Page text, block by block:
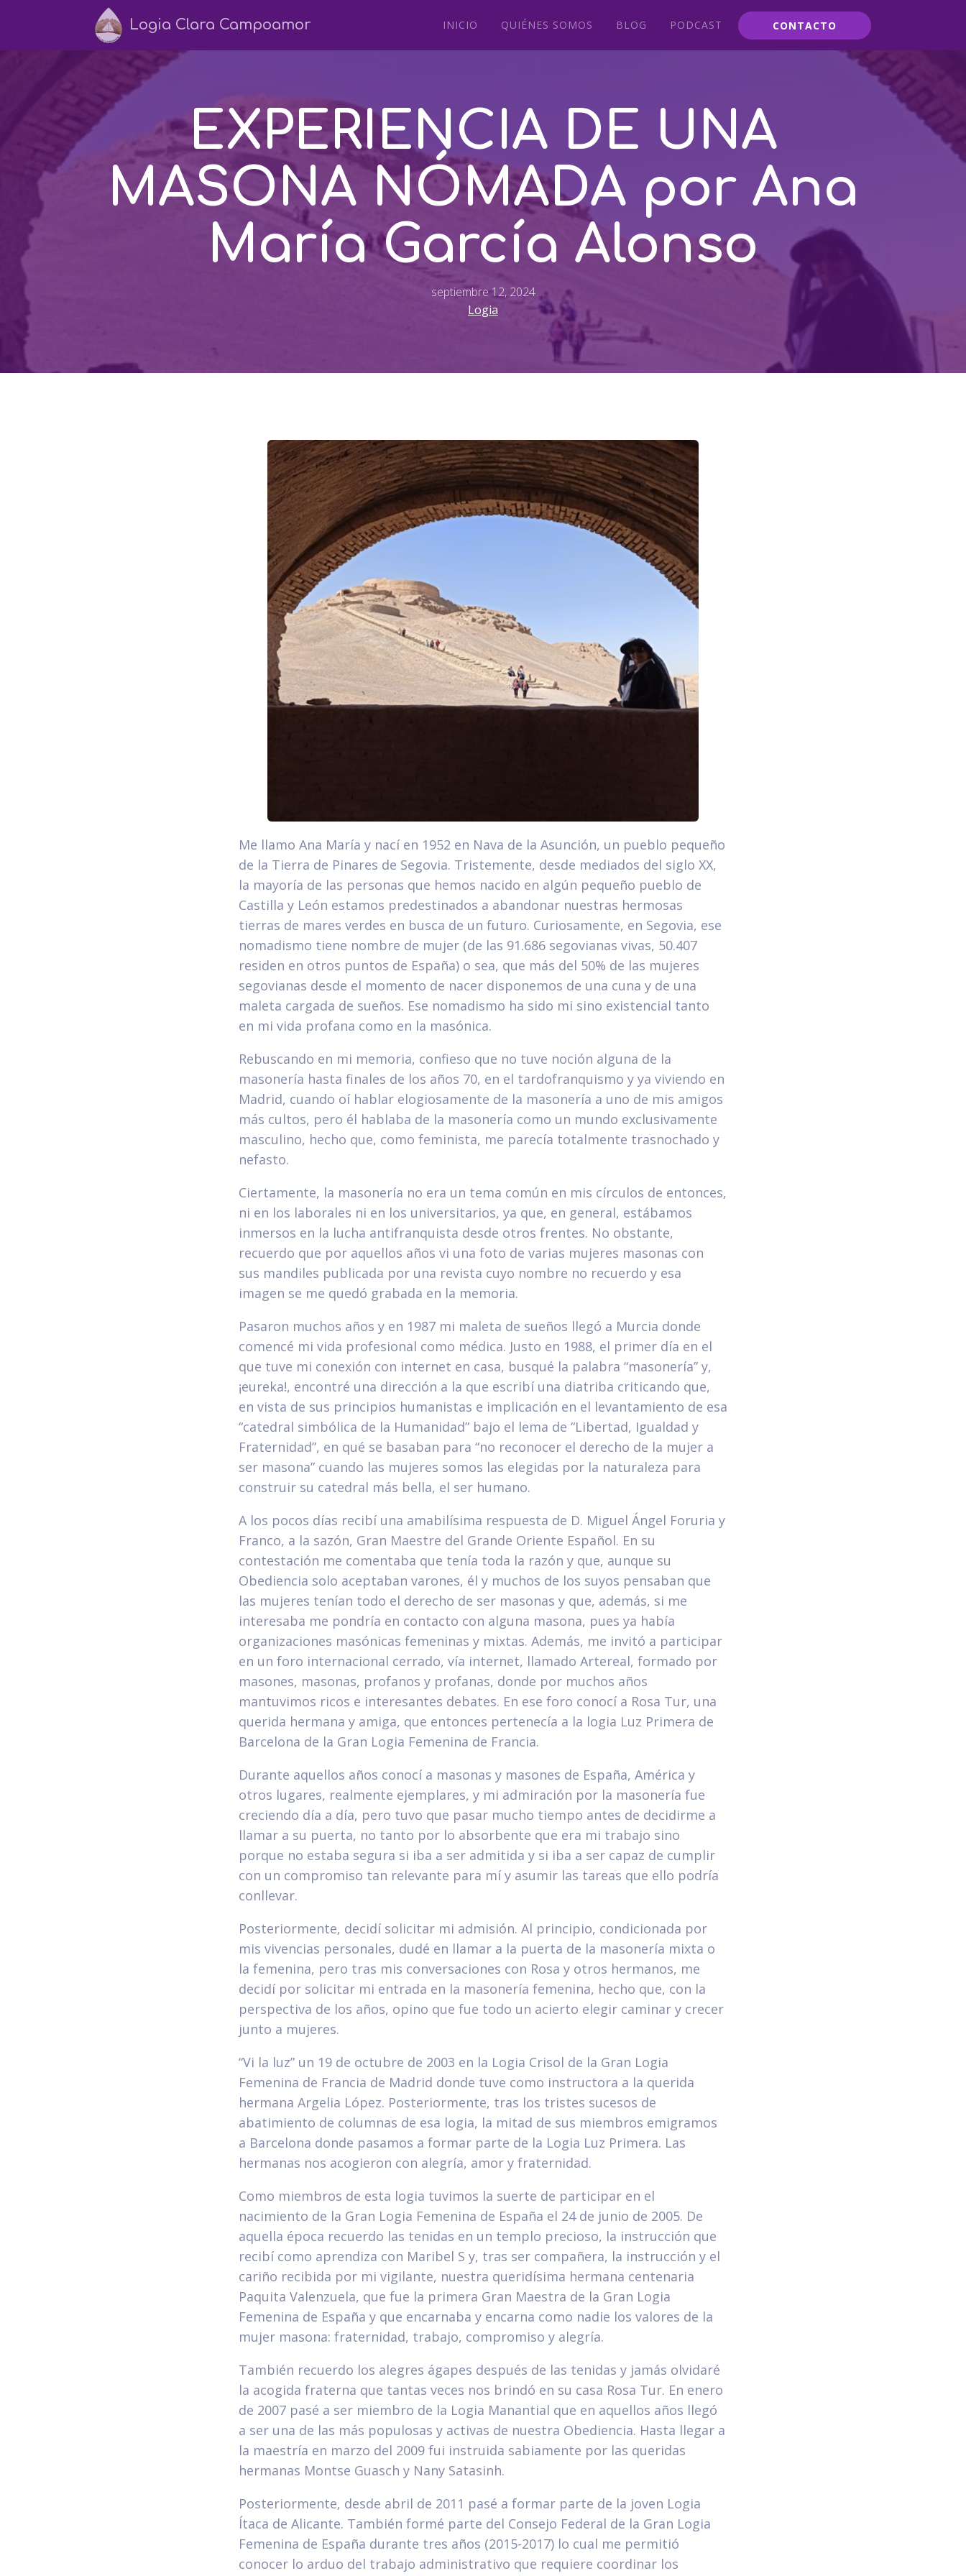
Logia Clara Campoamor INICIO QUIÉNES SOMOS BLOG PODCAST CONTACTO
EXPERIENCIA DE UNA
MASONA NÓMADA por Ana
María García Alonso
septiembre 12, 2024
Logia
Me llamo Ana María y nací en 1952 en Nava de la Asunción, un pueblo pequeño
de la Tierra de Pinares de Segovia. Tristemente, desde mediados del siglo XX,
la mayoría de las personas que hemos nacido en algún pequeño pueblo de
Castilla y León estamos predestinados a abandonar nuestras hermosas
tierras de mares verdes en busca de un futuro. Curiosamente, en Segovia, ese
nomadismo tiene nombre de mujer (de las 91.686 segovianas vivas, 50.407
residen en otros puntos de España) o sea, que más del 50% de las mujeres
segovianas desde el momento de nacer disponemos de una cuna y de una
maleta cargada de sueños. Ese nomadismo ha sido mi sino existencial tanto
en mi vida profana como en la masónica.
Rebuscando en mi memoria, confieso que no tuve noción alguna de la
masonería hasta finales de los años 70, en el tardofranquismo y ya viviendo en
Madrid, cuando oí hablar elogiosamente de la masonería a uno de mis amigos
más cultos, pero él hablaba de la masonería como un mundo exclusivamente
masculino, hecho que, como feminista, me parecía totalmente trasnochado y
nefasto.
Ciertamente, la masonería no era un tema común en mis círculos de entonces,
ni en los laborales ni en los universitarios, ya que, en general, estábamos
inmersos en la lucha antifranquista desde otros frentes. No obstante,
recuerdo que por aquellos años vi una foto de varias mujeres masonas con
sus mandiles publicada por una revista cuyo nombre no recuerdo y esa
imagen se me quedó grabada en la memoria.
Pasaron muchos años y en 1987 mi maleta de sueños llegó a Murcia donde
comencé mi vida profesional como médica. Justo en 1988, el primer día en el
que tuve mi conexión con internet en casa, busqué la palabra “masonería” y,
¡eureka!, encontré una dirección a la que escribí una diatriba criticando que,
en vista de sus principios humanistas e implicación en el levantamiento de esa
“catedral simbólica de la Humanidad” bajo el lema de “Libertad, Igualdad y
Fraternidad”, en qué se basaban para “no reconocer el derecho de la mujer a
ser masona” cuando las mujeres somos las elegidas por la naturaleza para
construir su catedral más bella, el ser humano.
A los pocos días recibí una amabilísima respuesta de D. Miguel Ángel Foruria y
Franco, a la sazón, Gran Maestre del Grande Oriente Español. En su
contestación me comentaba que tenía toda la razón y que, aunque su
Obediencia solo aceptaban varones, él y muchos de los suyos pensaban que
las mujeres tenían todo el derecho de ser masonas y que, además, si me
interesaba me pondría en contacto con alguna masona, pues ya había
organizaciones masónicas femeninas y mixtas. Además, me invitó a participar
en un foro internacional cerrado, vía internet, llamado Artereal, formado por
masones, masonas, profanos y profanas, donde por muchos años
mantuvimos ricos e interesantes debates. En ese foro conocí a Rosa Tur, una
querida hermana y amiga, que entonces pertenecía a la logia Luz Primera de
Barcelona de la Gran Logia Femenina de Francia.
Durante aquellos años conocí a masonas y masones de España, América y
otros lugares, realmente ejemplares, y mi admiración por la masonería fue
creciendo día a día, pero tuvo que pasar mucho tiempo antes de decidirme a
llamar a su puerta, no tanto por lo absorbente que era mi trabajo sino
porque no estaba segura si iba a ser admitida y si iba a ser capaz de cumplir
con un compromiso tan relevante para mí y asumir las tareas que ello podría
conllevar.
Posteriormente, decidí solicitar mi admisión. Al principio, condicionada por
mis vivencias personales, dudé en llamar a la puerta de la masonería mixta o
la femenina, pero tras mis conversaciones con Rosa y otros hermanos, me
decidí por solicitar mi entrada en la masonería femenina, hecho que, con la
perspectiva de los años, opino que fue todo un acierto elegir caminar y crecer
junto a mujeres.
“Vi la luz” un 19 de octubre de 2003 en la Logia Crisol de la Gran Logia
Femenina de Francia de Madrid donde tuve como instructora a la querida
hermana Argelia López. Posteriormente, tras los tristes sucesos de
abatimiento de columnas de esa logia, la mitad de sus miembros emigramos
a Barcelona donde pasamos a formar parte de la Logia Luz Primera. Las
hermanas nos acogieron con alegría, amor y fraternidad.
Como miembros de esta logia tuvimos la suerte de participar en el
nacimiento de la Gran Logia Femenina de España el 24 de junio de 2005. De
aquella época recuerdo las tenidas en un templo precioso, la instrucción que
recibí como aprendiza con Maribel S y, tras ser compañera, la instrucción y el
cariño recibida por mi vigilante, nuestra queridísima hermana centenaria
Paquita Valenzuela, que fue la primera Gran Maestra de la Gran Logia
Femenina de España y que encarnaba y encarna como nadie los valores de la
mujer masona: fraternidad, trabajo, compromiso y alegría.
También recuerdo los alegres ágapes después de las tenidas y jamás olvidaré
la acogida fraterna que tantas veces nos brindó en su casa Rosa Tur. En enero
de 2007 pasé a ser miembro de la Logia Manantial que en aquellos años llegó
a ser una de las más populosas y activas de nuestra Obediencia. Hasta llegar a
la maestría en marzo del 2009 fui instruida sabiamente por las queridas
hermanas Montse Guasch y Nany Satasinh.
Posteriormente, desde abril de 2011 pasé a formar parte de la joven Logia
Ítaca de Alicante. También formé parte del Consejo Federal de la Gran Logia
Femenina de España durante tres años (2015-2017) lo cual me permitió
conocer lo arduo del trabajo administrativo que requiere coordinar los